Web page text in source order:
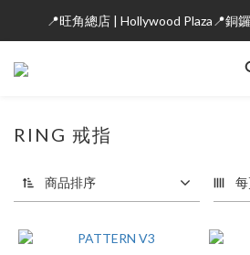
📍旺角總店 | Hollywood Plaza📍銅
RING 戒指
商品排序